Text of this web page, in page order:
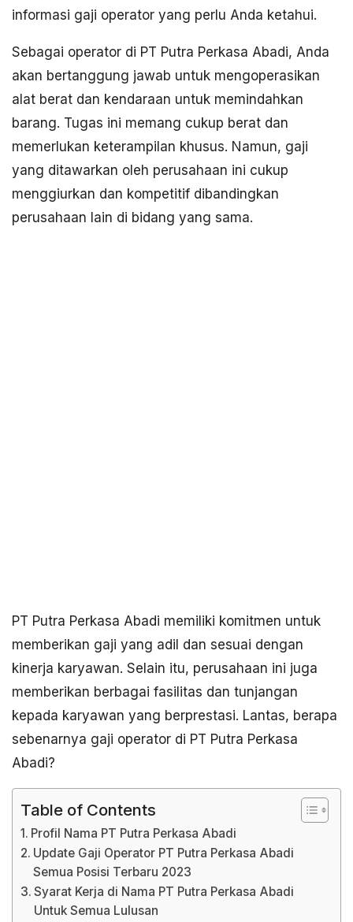
informasi gaji operator yang perlu Anda ketahui.
Sebagai operator di PT Putra Perkasa Abadi, Anda
akan bertanggung jawab untuk mengoperasikan
alat berat dan kendaraan untuk memindahkan
barang. Tugas ini memang cukup berat dan
memerlukan keterampilan khusus. Namun, gaji
yang ditawarkan oleh perusahaan ini cukup
menggiurkan dan kompetitif dibandingkan
perusahaan lain di bidang yang sama.
PT Putra Perkasa Abadi memiliki komitmen untuk
memberikan gaji yang adil dan sesuai dengan
kinerja karyawan. Selain itu, perusahaan ini juga
memberikan berbagai fasilitas dan tunjangan
kepada karyawan yang berprestasi. Lantas, berapa
sebenarnya gaji operator di PT Putra Perkasa
Abadi?
Table of Contents
Profil Nama PT Putra Perkasa Abadi
Update Gaji Operator PT Putra Perkasa Abadi
Semua Posisi Terbaru 2023
Syarat Kerja di Nama PT Putra Perkasa Abadi
Untuk Semua Lulusan